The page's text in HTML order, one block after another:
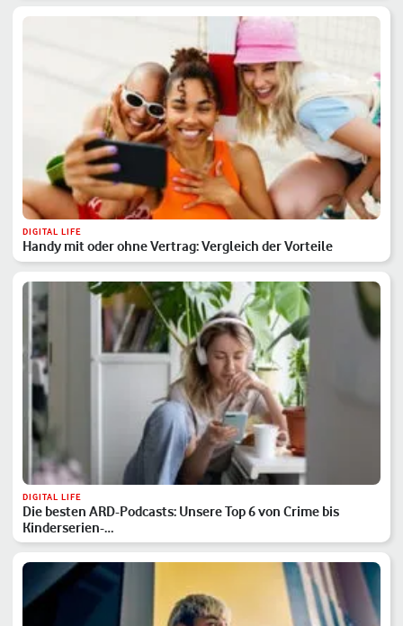
DIGITAL LIFE
Handy mit oder ohne Vertrag: Vergleich der Vorteile
DIGITAL LIFE
Die besten ARD-Podcasts: Unsere Top 6 von Crime bis
Kinderserien-…